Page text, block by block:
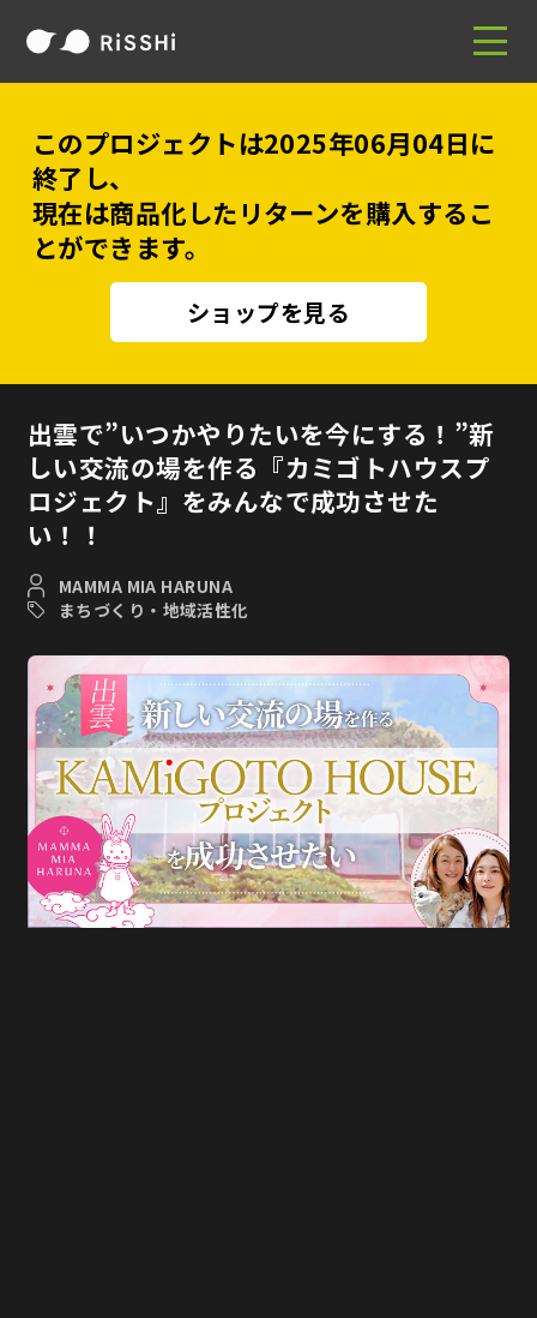
このプロジェクトは2025年06月04日に
終了し、
現在は商品化したリターンを購入するこ
とができます。
ショップを見る
出雲で”いつかやりたいを今にする！”新
しい交流の場を作る『カミゴトハウスプ
ロジェクト』をみんなで成功させた
い！！
MAMMA MIA HARUNA
まちづくり・地域活性化